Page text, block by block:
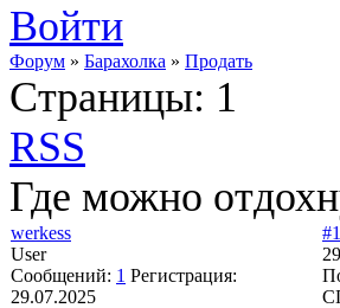
Войти
Форум » Барахолка » Продать
Страницы: 1
RSS
Где можно
werkess
User
Сообщений: 1 Регистрация:
29.07.2025
#1